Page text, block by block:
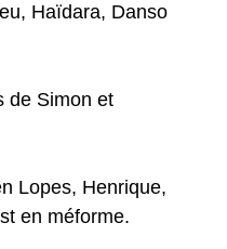
Haïdara, Danso
de Simon et
Lopes, Henrique,
en méforme.